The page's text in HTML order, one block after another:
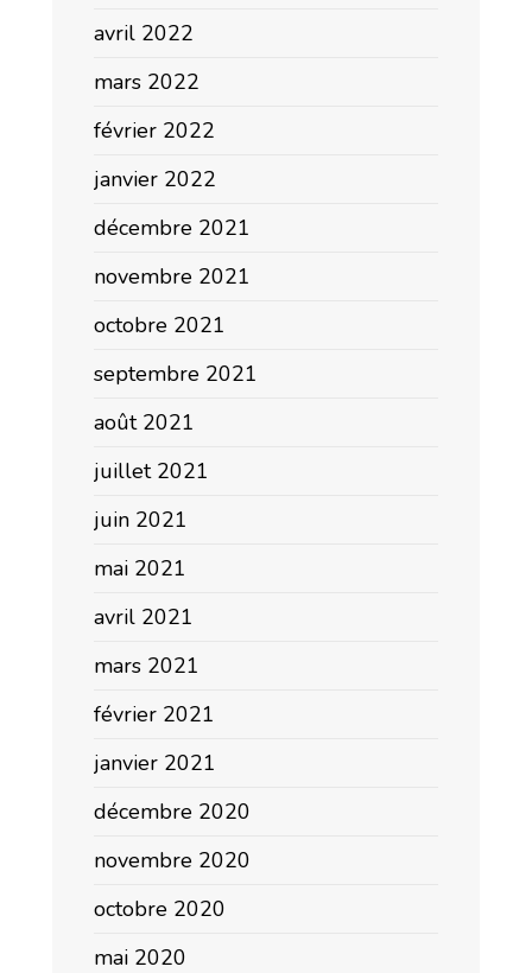
avril 2022
mars 2022
février 2022
janvier 2022
décembre 2021
novembre 2021
octobre 2021
septembre 2021
août 2021
juillet 2021
juin 2021
mai 2021
avril 2021
mars 2021
février 2021
janvier 2021
décembre 2020
novembre 2020
octobre 2020
mai 2020